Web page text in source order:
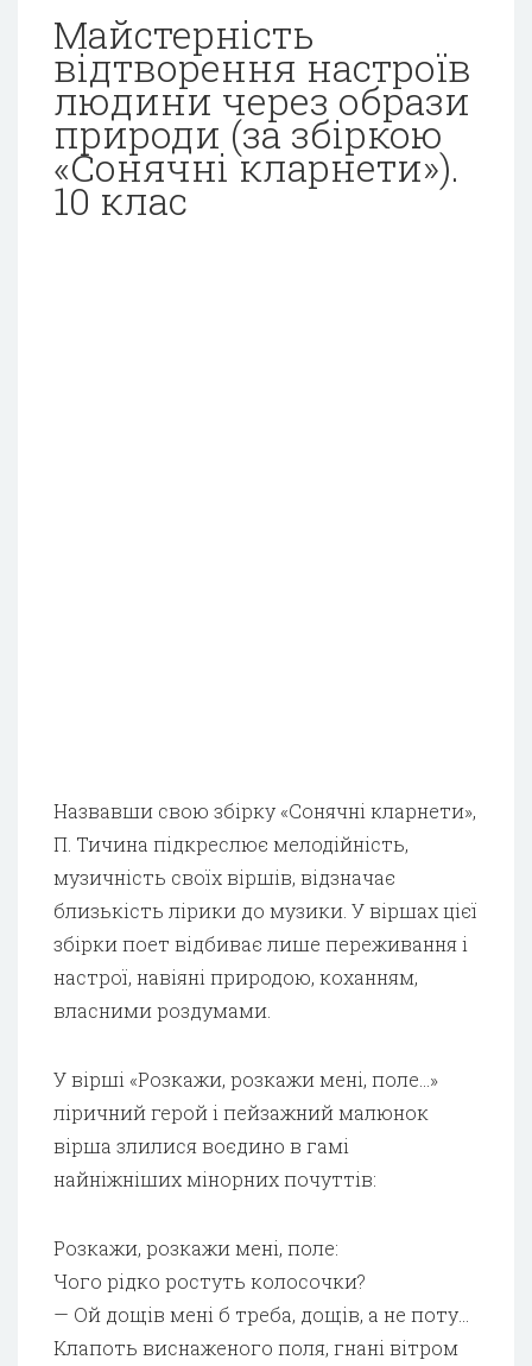
Майстерність
відтворення настроїв
людини через образи
природи (за збіркою
«Сонячні кларнети»).
10 клас
Назвавши свою збірку «Сонячні кларнети»,
П. Тичина підкреслює мелодійність,
музичність своїх віршів, відзначає
близькість лірики до музики. У віршах цієї
збірки поет відбиває лише переживання і
настрої, навіяні природою, коханням,
власними роздумами.
У вірші «Розкажи, розкажи мені, поле…»
ліричний герой і пейзажний малюнок
вірша злилися воєдино в гамі
найніжніших мінорних почуттів:
Розкажи, розкажи мені, поле:
Чого рідко ростуть колосочки?
— Ой дощів мені б треба, дощів, а не поту…
Клапоть виснаженого поля, гнані вітром